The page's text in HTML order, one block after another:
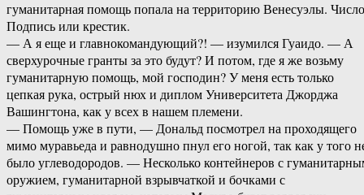
гуманитарная помощь попала на территорию Венесуэлы.
Подпись или крестик.
— А я еще и главнокомандующий?! — изумился Гуаидо. — А
сверхурочные гранты за это будут? И потом, где я же возьму
гуманитарную помощь, мой господин? У меня есть только
цепкая рука, острый нюх и диплом Университета Джорджа
Вашингтона, как у всех в нашем племени.
— Помощь уже в пути, — Дональд посмотрел на проходящего
мимо муравьеда и равнодушно пнул его ногой, так как у того
было углеводородов. — Несколько контейнеров с
оружием, гуманитарной взрывчаткой и бочками с